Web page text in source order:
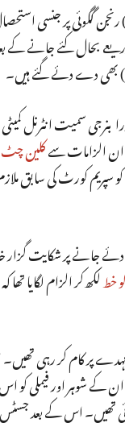
پر جنسی
کئے جانے کے بعد
بھی دے دئے گئے ہیں۔
سمیت انٹرنل
ان الزامات سےکلین چٹ
پر شکایت گزار
پر کام کر رہی
تھیں۔ اس کے بعد